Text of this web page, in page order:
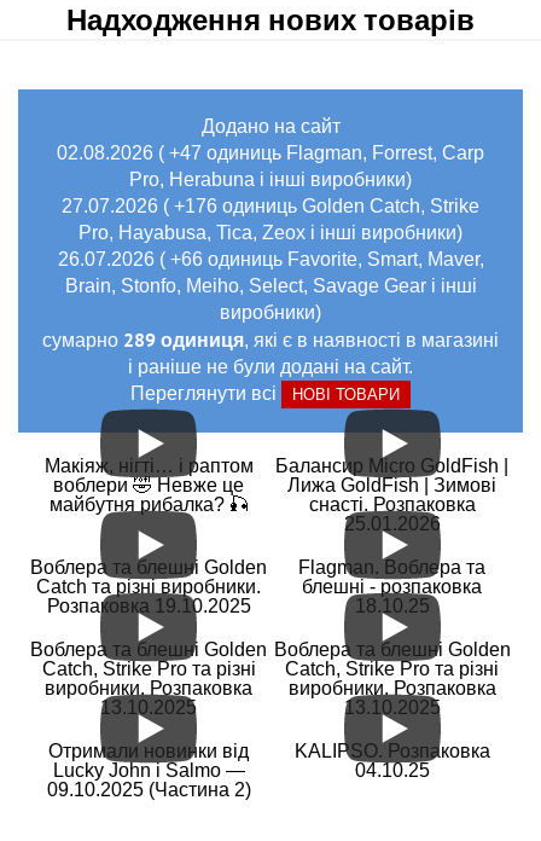
Надходження нових товарів
Додано на сайт
02.08.2026 ( +47 одиниць Flagman, Forrest, Carp
Pro, Herabuna і інші виробники)
27.07.2026 ( +176 одиниць Golden Catch, Strike
Pro, Hayabusa, Tica, Zeox і інші виробники)
26.07.2026 ( +66 одиниць Favorite, Smart, Maver,
Brain, Stonfo, Meiho, Select, Savage Gear і інші
виробники)
сумарно 289 одиниця, які є в наявності в магазині
і раніше не були додані на сайт.
Переглянути всі
НОВІ ТОВАРИ
Макіяж, нігті… і раптом
воблери 🤣 Невже це
майбутня рибалка? 🎣
Балансир Micro GoldFish |
Лижа GoldFish | Зимові
снасті. Розпаковка
25.01.2026
Воблера та блешні Golden
Catch та різні виробники.
Розпаковка 19.10.2025
Flagman. Воблера та
блешні - розпаковка
18.10.25
Воблера та блешні Golden
Catch, Strike Pro та різні
виробники. Розпаковка
13.10.2025
Воблера та блешні Golden
Catch, Strike Pro та різні
виробники. Розпаковка
13.10.2025
Отримали новинки від
Lucky John і Salmo —
09.10.2025 (Частина 2)
KALIPSO. Розпаковка
04.10.25